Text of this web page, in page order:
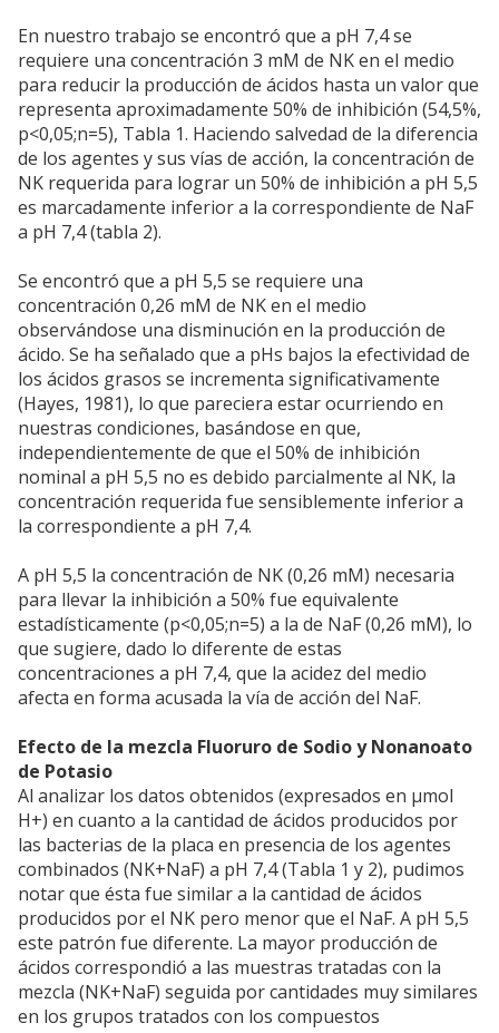
En nuestro trabajo se encontró que a pH 7,4 se
requiere una concentración 3 mM de NK en el medio
para reducir la producción de ácidos hasta un valor que
representa aproximadamente 50% de inhibición (54,5%,
p<0,05;n=5), Tabla 1. Haciendo salvedad de la diferencia
de los agentes y sus vías de acción, la concentración de
NK requerida para lograr un 50% de inhibición a pH 5,5
es marcadamente inferior a la correspondiente de NaF
a pH 7,4 (tabla 2).
Se encontró que a pH 5,5 se requiere una
concentración 0,26 mM de NK en el medio
observándose una disminución en la producción de
ácido. Se ha señalado que a pHs bajos la efectividad de
los ácidos grasos se incrementa significativamente
(Hayes, 1981), lo que pareciera estar ocurriendo en
nuestras condiciones, basándose en que,
independientemente de que el 50% de inhibición
nominal a pH 5,5 no es debido parcialmente al NK, la
concentración requerida fue sensiblemente inferior a
la correspondiente a pH 7,4.
A pH 5,5 la concentración de NK (0,26 mM) necesaria
para llevar la inhibición a 50% fue equivalente
estadísticamente (p<0,05;n=5) a la de NaF (0,26 mM), lo
que sugiere, dado lo diferente de estas
concentraciones a pH 7,4, que la acidez del medio
afecta en forma acusada la vía de acción del NaF.
Efecto de la mezcla Fluoruro de Sodio y Nonanoato
de Potasio
Al analizar los datos obtenidos (expresados en µmol
H+) en cuanto a la cantidad de ácidos producidos por
las bacterias de la placa en presencia de los agentes
combinados (NK+NaF) a pH 7,4 (Tabla 1 y 2), pudimos
notar que ésta fue similar a la cantidad de ácidos
producidos por el NK pero menor que el NaF. A pH 5,5
este patrón fue diferente. La mayor producción de
ácidos correspondió a las muestras tratadas con la
mezcla (NK+NaF) seguida por cantidades muy similares
en los grupos tratados con los compuestos